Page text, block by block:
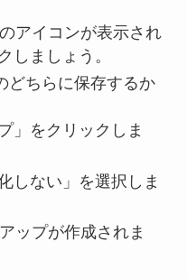
アイコンが表示され
しましょう。
どちらに保存するか
」をクリックしま
しない」を選択しま
ップが作成されま